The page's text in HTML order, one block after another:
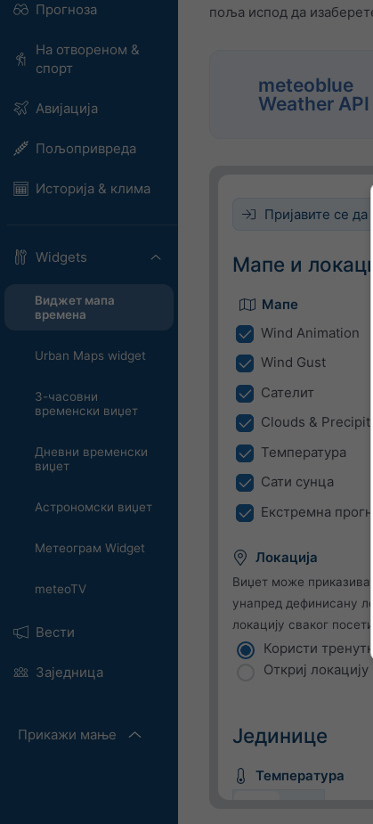
Прогноза
На отвореном &
спорт
Авијација
Пољопривреда
Историја & клима
Widgets
Виджет мапа
времена
Urban Maps widget
3-часовни
временски виџет
Дневни временски
виџет
Астрономски виџет
Метеограм Widget
meteoTV
Вести
Заједница
Прикажи мање
поља испод да
meteoblue
Weather API
Пријавите се да
Мапе и
Мапе
Wind Animation
Wind Gust
Сателит
Clouds &
Температура
Сати сунца
Екстремна
Локација
Виџет може
унапред дефинисану
локацију сваког
Користи
Откриј
Јединице
Температура